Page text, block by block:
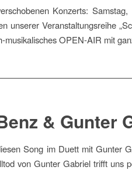
Konzerts:
unserer Veranstaltungsreihe
OPEN-AIR mit
& Gunter
Song im Duett mit Gunter
von Gunter Gabriel trifft